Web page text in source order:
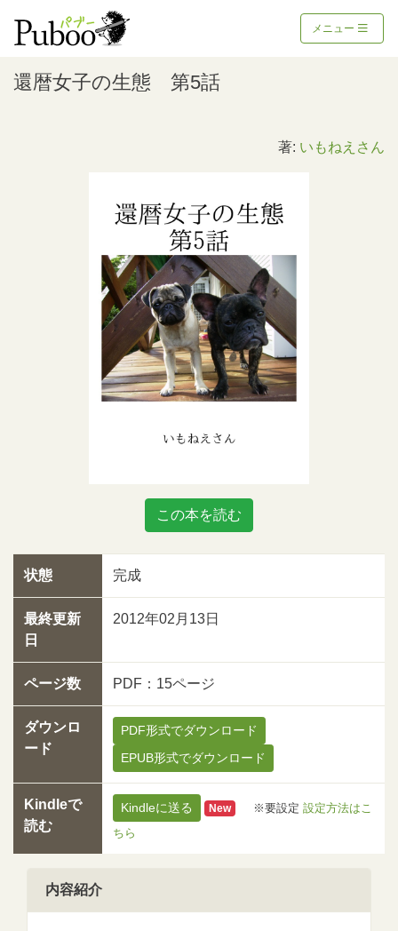
メニュー
還暦女子の生態 第5話
著: いもねえさん
この本を読む
状態 完成
最終更新
日
2012年02月13日
ページ数 PDF：15ページ
ダウンロ
ード
PDF形式でダウンロード
EPUB形式でダウンロード
Kindleで
読む
Kindleに送る New ※要設定 設定方法はこ
ちら
内容紹介